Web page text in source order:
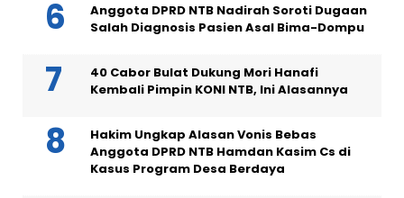
Anggota DPRD NTB Nadirah Soroti Dugaan
Salah Diagnosis Pasien Asal Bima-Dompu
40 Cabor Bulat Dukung Mori Hanafi
Kembali Pimpin KONI NTB, Ini Alasannya
Hakim Ungkap Alasan Vonis Bebas
Anggota DPRD NTB Hamdan Kasim Cs di
Kasus Program Desa Berdaya